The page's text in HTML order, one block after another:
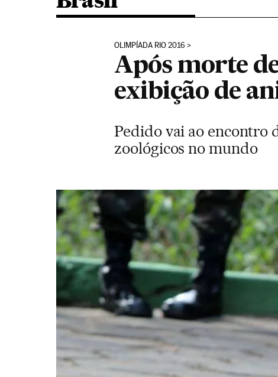
OLIMPÍADA RIO 2016
Após morte
exibição de
Pedido vai ao encontro
zoológicos no mundo